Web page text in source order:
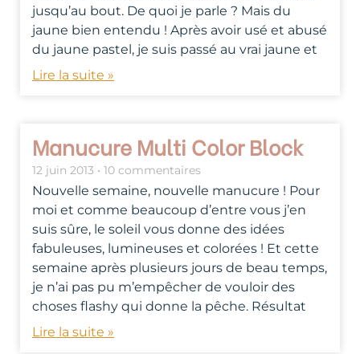
jusqu’au bout. De quoi je parle ? Mais du
jaune bien entendu ! Après avoir usé et abusé
du jaune pastel, je suis passé au vrai jaune et
Lire la suite »
Manucure Multi Color Block
12 juin 2013 10 commentaires
Nouvelle semaine, nouvelle manucure ! Pour
moi et comme beaucoup d’entre vous j’en
suis sûre, le soleil vous donne des idées
fabuleuses, lumineuses et colorées ! Et cette
semaine après plusieurs jours de beau temps,
je n’ai pas pu m’empêcher de vouloir des
choses flashy qui donne la pêche. Résultat
Lire la suite »